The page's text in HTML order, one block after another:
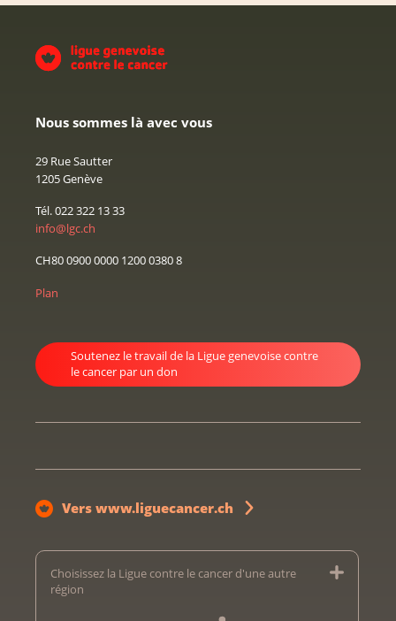
Nous sommes là avec vous
29 Rue Sautter
1205 Genève
Tél. 022 322 13 33
info@lgc.ch
CH80 0900 0000 1200 0380 8
Plan
Soutenez le travail de la Ligue genevoise contre
le cancer par un don
Vers www.liguecancer.ch
Choisissez la Ligue contre le cancer d'une autre
région